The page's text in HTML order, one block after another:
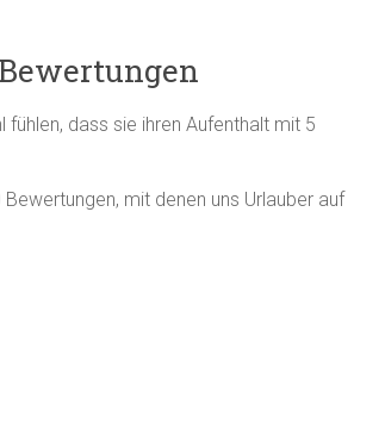
dass sie ihren Aufenthalt mit 5
mit denen uns Urlauber auf